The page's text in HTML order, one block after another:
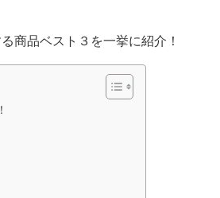
商品ベスト３を一挙に紹介！